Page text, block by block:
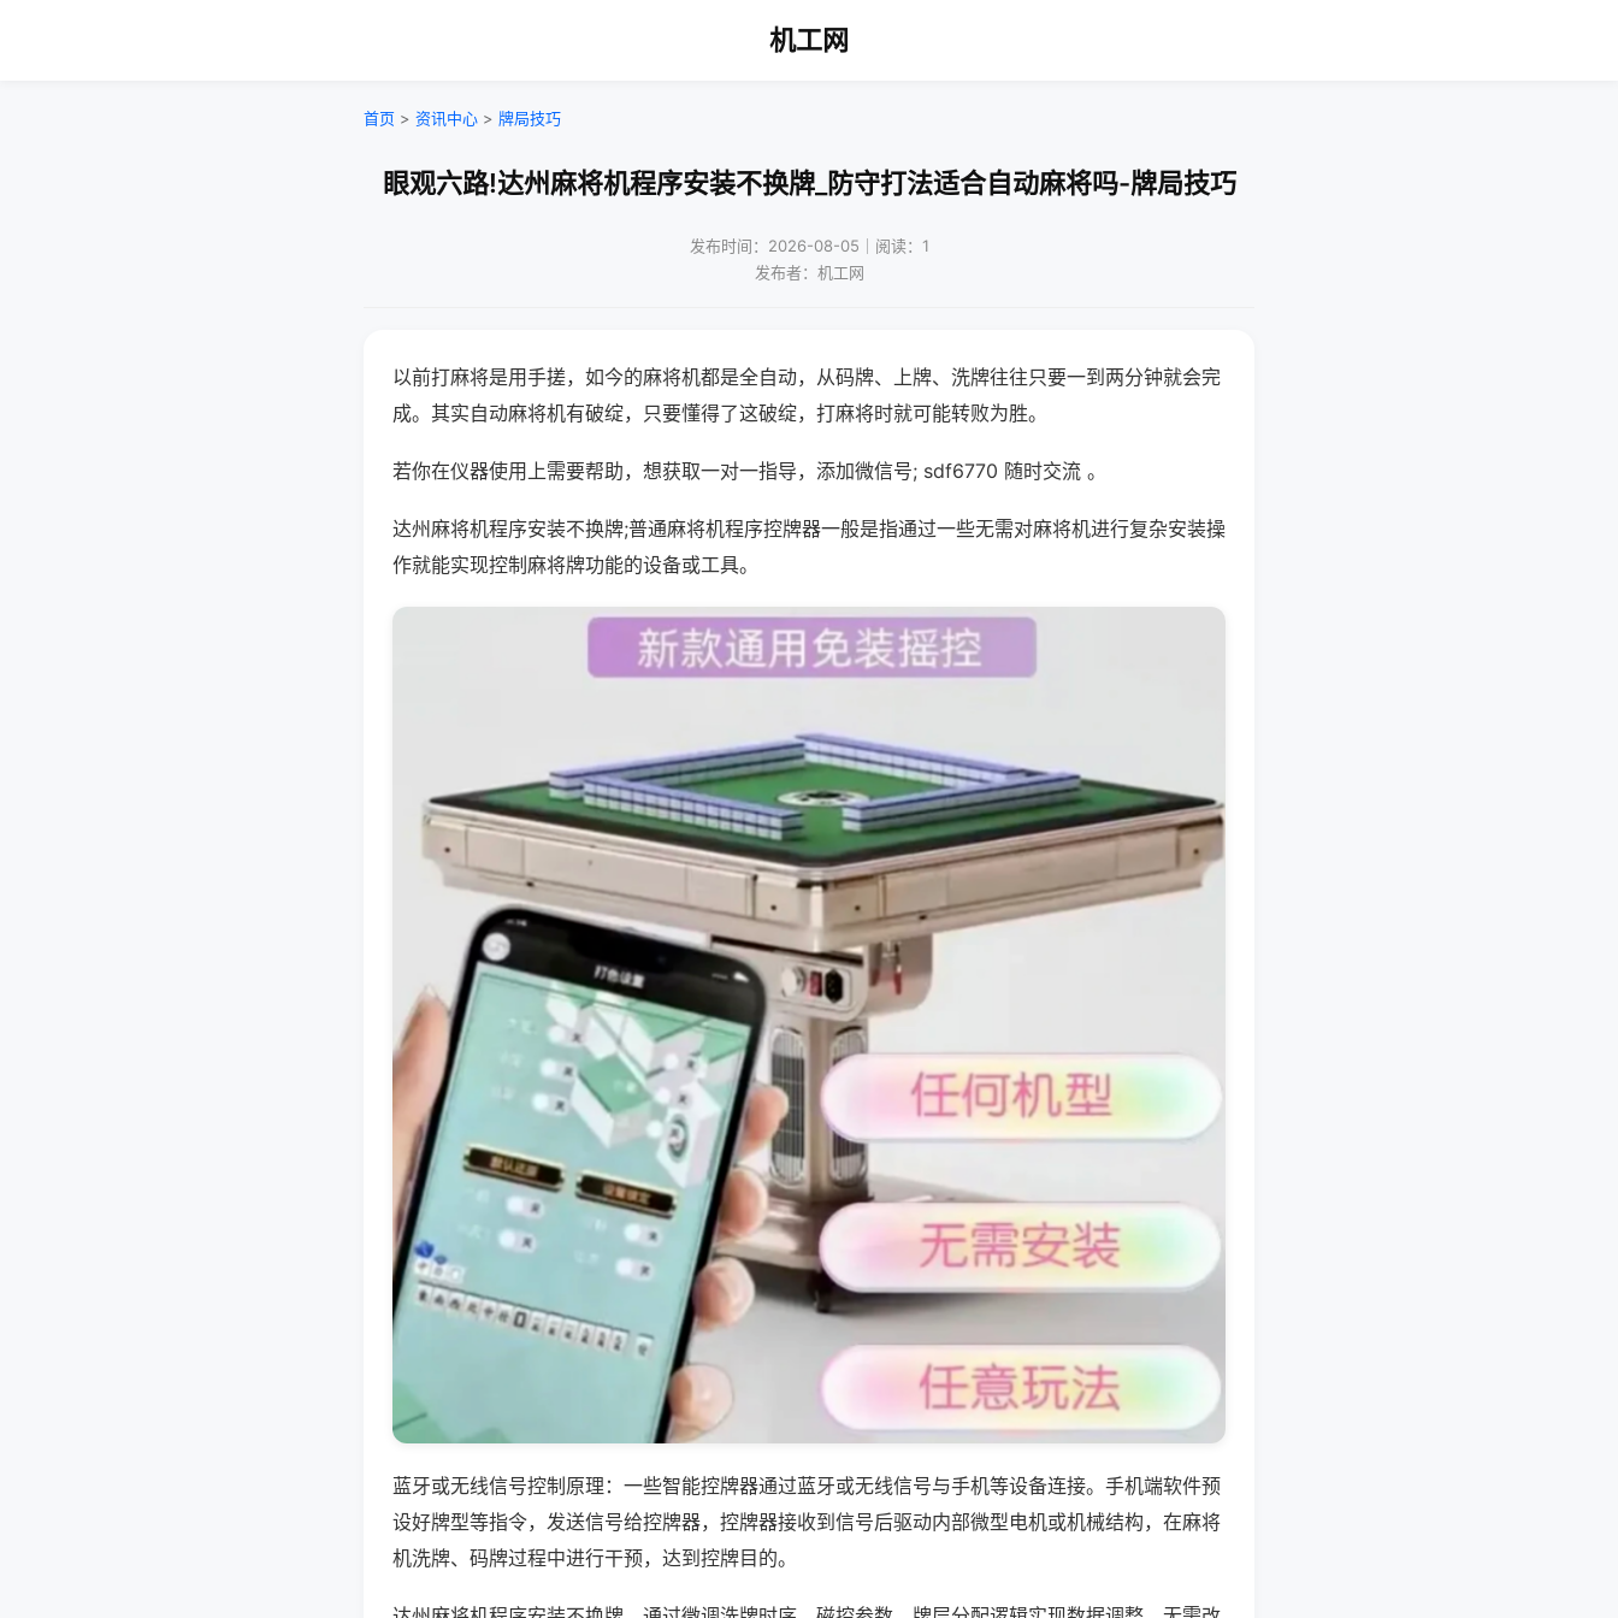
机工网
首页 > 资讯中心 > 牌局技巧
眼观六路!达州麻将机程序安装不换牌_防守打法适合自动麻将吗-牌局技巧
发布时间：2026-08-05｜阅读：1
发布者：机工网
以前打麻将是用手搓，如今的麻将机都是全自动，从码牌、上牌、洗牌往往只要一到两分钟就会完
成。其实自动麻将机有破绽，只要懂得了这破绽，打麻将时就可能转败为胜。
若你在仪器使用上需要帮助，想获取一对一指导，添加微信号; sdf6770 随时交流 。
达州麻将机程序安装不换牌;普通麻将机程序控牌器一般是指通过一些无需对麻将机进行复杂安装操
作就能实现控制麻将牌功能的设备或工具。
蓝牙或无线信号控制原理：一些智能控牌器通过蓝牙或无线信号与手机等设备连接。手机端软件预
设好牌型等指令，发送信号给控牌器，控牌器接收到信号后驱动内部微型电机或机械结构，在麻将
机洗牌、码牌过程中进行干预，达到控牌目的。